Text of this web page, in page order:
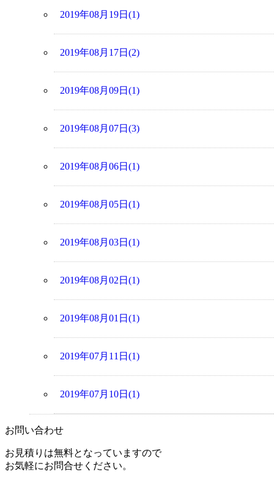
2019年08月19日(1)
2019年08月17日(2)
2019年08月09日(1)
2019年08月07日(3)
2019年08月06日(1)
2019年08月05日(1)
2019年08月03日(1)
2019年08月02日(1)
2019年08月01日(1)
2019年07月11日(1)
2019年07月10日(1)
お問い合わせ
お見積りは無料となっていますので
お気軽にお問合せください。